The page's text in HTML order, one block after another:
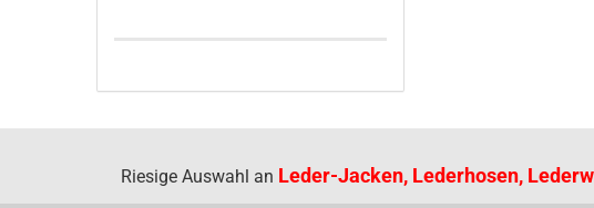
Riesige Auswahl an Leder-Jacken, Lederhosen,